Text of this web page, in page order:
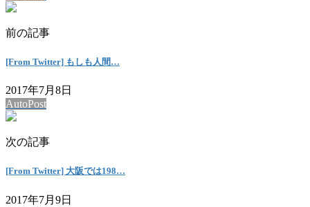
前の記事
[From Twitter] もしも人間…
2017年7月8日
AutoPost
次の記事
[From Twitter] 大阪では198…
2017年7月9日